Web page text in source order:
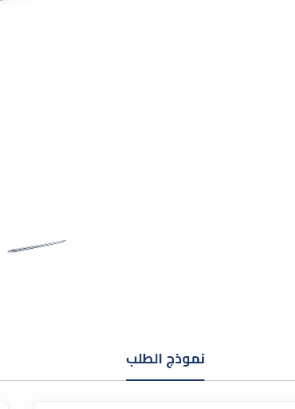
نموذج الطلب